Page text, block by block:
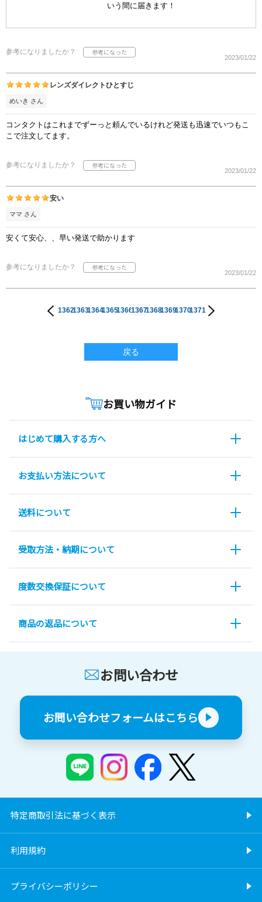
いう間に届きます！
参考になりましたか？
2023/01/22
レンズダイレクトひとすじ
めいき さん
コンタクトはこれまでずーっと頼んでいるけれど発送も迅速でいつもこ
こで注文してます。
参考になりましたか？
2023/01/22
安い
ママ さん
安くて安心、、早い発送で助かります
参考になりましたか？
2023/01/22
1362136313641365136613671368136913701371
戻る
お買い物ガイド
はじめて購入する方へ
お支払い方法について
送料について
受取方法・納期について
度数交換保証について
商品の返品について
お問い合わせ
お問い合わせフォームはこちら
特定商取引法に基づく表示
利用規約
プライバシーポリシー